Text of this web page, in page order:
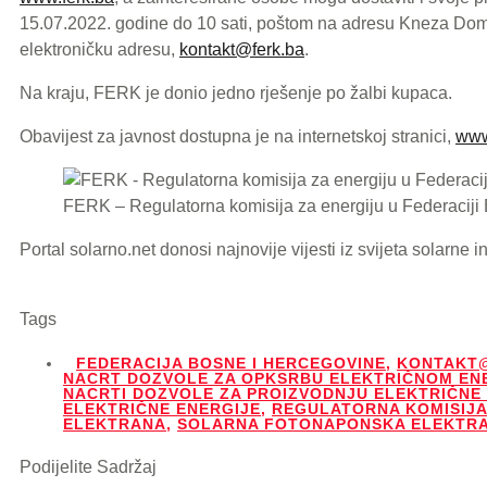
15.07.2022. godine do 10 sati, poštom na adresu Kneza
elektroničku adresu, kontakt@ferk.ba.
Na kraju, FERK je donio jedno rješenje po žalbi kupaca.
Obavijest za javnost dostupna je na internetskoj stranici,
FERK – Regulatorna komisija za energiju u Federaciji
Portal solarno.net donosi najnovije vijesti iz svijeta solarne
Tags
FEDERACIJA BOSNE I HERCEGOVINE,
NACRT DOZVOLE ZA OPKSRBU ELEKTRIČNOM
NACRTI DOZVOLE ZA PROIZVODNJU ELEKTRIČNE
ELEKTRIČNE ENERGIJE, REGULATORNA KOMISIJA
ELEKTRANA, SOLARNA FOTONAPONSKA
Podijelite Sadržaj